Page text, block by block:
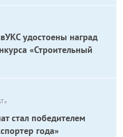
удостоены наград
«Строительный
стал победителем
года»